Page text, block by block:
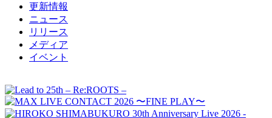
更新情報
ニュース
リリース
メディア
イベント